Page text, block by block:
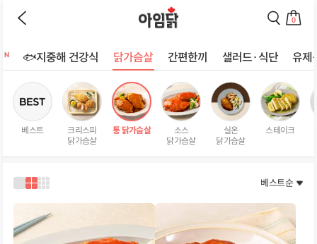
전
동
하
기
색
지
로
동
하
기
0
로
이
동
하
기
🐟지중해 건강식 닭가슴살 간편한끼 샐러드·식단
유제
리
베스트
크리스피
닭가슴살
통 닭가슴살
소스
닭가슴살
실온
닭가슴살
스테이크
1
보
기
2
열
보
3
열
로
보
기
베스트순